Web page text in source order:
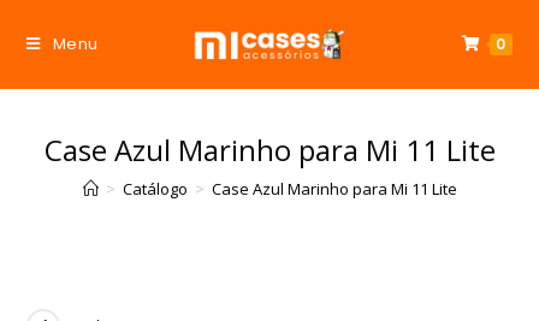
Menu 0
Case Azul Marinho para Mi 11 Lite
> Catálogo > Case Azul Marinho para Mi 11 Lite